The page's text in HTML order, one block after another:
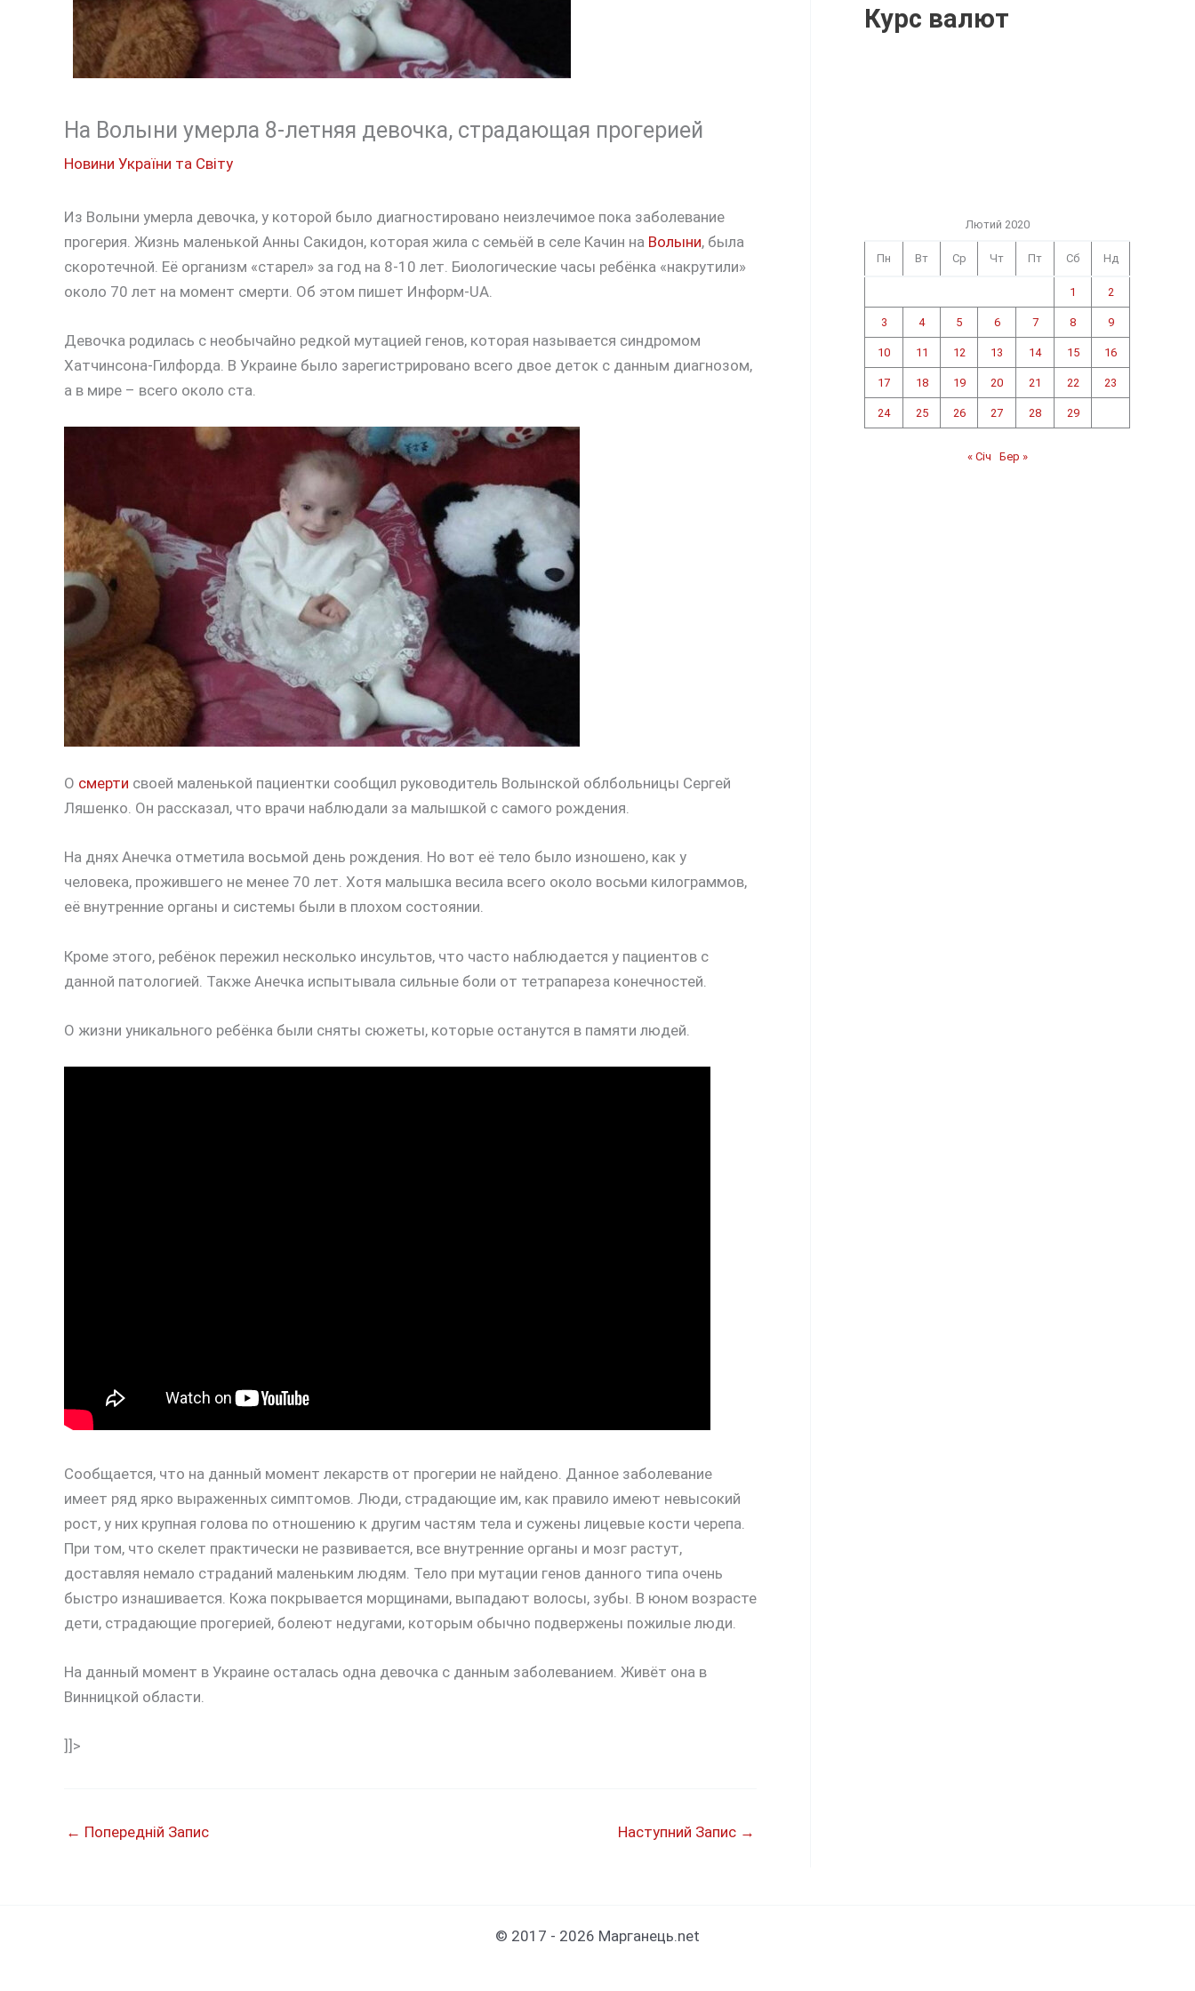
На Волыни умерла 8-летняя девочка, страдающая прогерией
Новини України та Світу
Из Волыни умерла девочка, у которой было диагностировано неизлечимое пока заболевание
прогерия. Жизнь маленькой Анны Сакидон, которая жила с семьёй в селе Качин на Волыни, была
скоротечной. Её организм «старел» за год на 8-10 лет. Биологические часы ребёнка «накрутили»
около 70 лет на момент смерти. Об этом пишет Информ-UA.
Девочка родилась с необычайно редкой мутацией генов, которая называется синдромом
Хатчинсона-Гилфорда. В Украине было зарегистрировано всего двое деток с данным диагнозом,
а в мире – всего около ста.
О смерти своей маленькой пациентки сообщил руководитель Волынской облбольницы Сергей
Ляшенко. Он рассказал, что врачи наблюдали за малышкой с самого рождения.
На днях Анечка отметила восьмой день рождения. Но вот её тело было изношено, как у
человека, прожившего не менее 70 лет. Хотя малышка весила всего около восьми килограммов,
её внутренние органы и системы были в плохом состоянии.
Кроме этого, ребёнок пережил несколько инсультов, что часто наблюдается у пациентов с
данной патологией. Также Анечка испытывала сильные боли от тетрапареза конечностей.
О жизни уникального ребёнка были сняты сюжеты, которые останутся в памяти людей.
Сообщается, что на данный момент лекарств от прогерии не найдено. Данное заболевание
имеет ряд ярко выраженных симптомов. Люди, страдающие им, как правило имеют невысокий
рост, у них крупная голова по отношению к другим частям тела и сужены лицевые кости черепа.
При том, что скелет практически не развивается, все внутренние органы и мозг растут,
доставляя немало страданий маленьким людям. Тело при мутации генов данного типа очень
быстро изнашивается. Кожа покрывается морщинами, выпадают волосы, зубы. В юном возрасте
дети, страдающие прогерией, болеют недугами, которым обычно подвержены пожилые люди.
На данный момент в Украине осталась одна девочка с данным заболеванием. Живёт она в
Винницкой области.
]]>
← Попередній Запис Наступний Запис →
Курс валют
Лютий 2020
Пн Вт Ср Чт Пт Сб Нд
1 2
3 4 5 6 7 8 9
10 11 12 13 14 15 16
17 18 19 20 21 22 23
24 25 26 27 28 29
« Січ Бер »
© 2017 - 2026 Марганець.net